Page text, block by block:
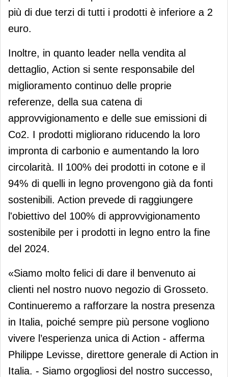
più di due terzi di tutti i prodotti è inferiore a 2
euro.
Inoltre, in quanto leader nella vendita al
dettaglio, Action si sente responsabile del
miglioramento continuo delle proprie
referenze, della sua catena di
approvvigionamento e delle sue emissioni di
Co2. I prodotti migliorano riducendo la loro
impronta di carbonio e aumentando la loro
circolarità. Il 100% dei prodotti in cotone e il
94% di quelli in legno provengono già da fonti
sostenibili. Action prevede di raggiungere
l'obiettivo del 100% di approvvigionamento
sostenibile per i prodotti in legno entro la fine
del 2024.
«Siamo molto felici di dare il benvenuto ai
clienti nel nostro nuovo negozio di Grosseto.
Continueremo a rafforzare la nostra presenza
in Italia, poiché sempre più persone vogliono
vivere l’esperienza unica di Action - afferma
Philippe Levisse, direttore generale di Action in
Italia. - Siamo orgogliosi del nostro successo,